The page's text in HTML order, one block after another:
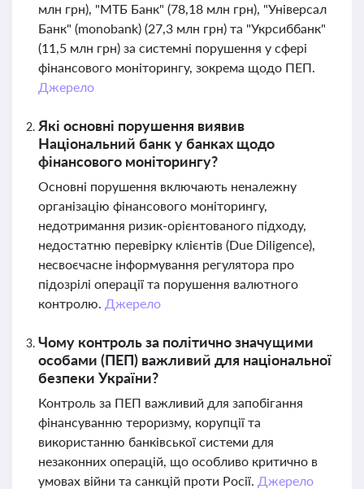
млн грн), "МТБ Банк" (78,18 млн грн), "Універсал
Банк" (monobank) (27,3 млн грн) та "Укрсиббанк"
(11,5 млн грн) за системні порушення у сфері
фінансового моніторингу, зокрема щодо ПЕП.
Джерело
Які основні порушення виявив
Національний банк у банках щодо
фінансового моніторингу?
Основні порушення включають неналежну
організацію фінансового моніторингу,
недотримання ризик-орієнтованого підходу,
недостатню перевірку клієнтів (Due Diligence),
несвоєчасне інформування регулятора про
підозрілі операції та порушення валютного
контролю. Джерело
Чому контроль за політично значущими
особами (ПЕП) важливий для національної
безпеки України?
Контроль за ПЕП важливий для запобігання
фінансуванню тероризму, корупції та
використанню банківської системи для
незаконних операцій, що особливо критично в
умовах війни та санкцій проти Росії. Джерело